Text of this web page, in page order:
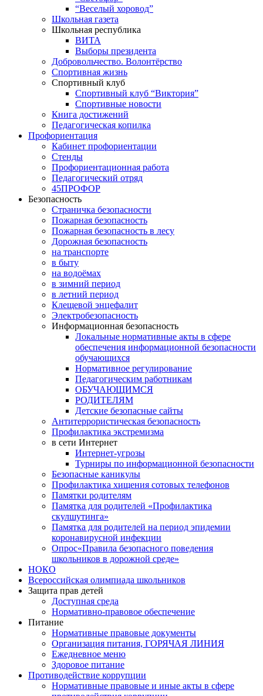
“Веселый хоровод”
Школьная газета
Школьная республика
ВИТА
Выборы президента
Добровольчество. Волонтёрство
Спортивная жизнь
Спортивный клуб
Спортивный клуб “Виктория”
Спортивные новости
Книга достижений
Педагогическая копилка
Профориентация
Кабинет профориентации
Стенды
Профориентационная работа
Педагогический отряд
45ПРОФОР
Безопасность
Страничка безопасности
Пожарная безопасность
Пожарная безопасность в лесу
Дорожная безопасность
на транспорте
в быту
на водоёмах
в зимний период
в летний период
Клещевой энцефалит
Электробезопасность
Информационная безопасность
Локальные нормативные акты в сфере
обеспечения информационной безопасности
обучающихся
Нормативное регулирование
Педагогическим работникам
ОБУЧАЮЩИМСЯ
РОДИТЕЛЯМ
Детские безопасные сайты
Антитеррористическая безопасность
Профилактика экстремизма
в сети Интернет
Интернет-угрозы
Турниры по информационной безопасности
Безопасные каникулы
Профилактика хищения сотовых телефонов
Памятки родителям
Памятка для родителей «Профилактика
скулшутинга»
Памятка для родителей на период эпидемии
коронавирусной инфекции
Опрос«Правила безопасного поведения
школьников в дорожной среде»
НОКО
Всероссийская олимпиада школьников
Защита прав детей
Доступная среда
Нормативно-правовое обеспечение
Питание
Нормативные правовые документы
Организация питания, ГОРЯЧАЯ ЛИНИЯ
Ежедневное меню
Здоровое питание
Противодействие коррупции
Нормативные правовые и иные акты в сфере